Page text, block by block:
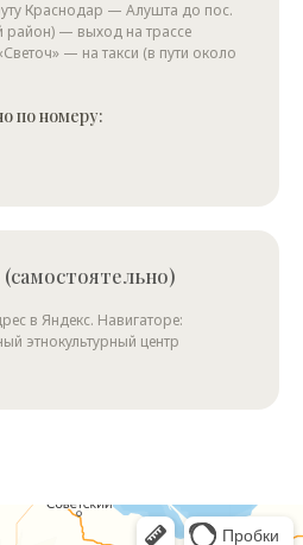
Краснодар — Алушта до пос.
район) — выход на трассе
— на такси (в пути около
по номеру:
в Яндекс. Навигаторе:
этнокультурный центр
центр Светоч
Крым